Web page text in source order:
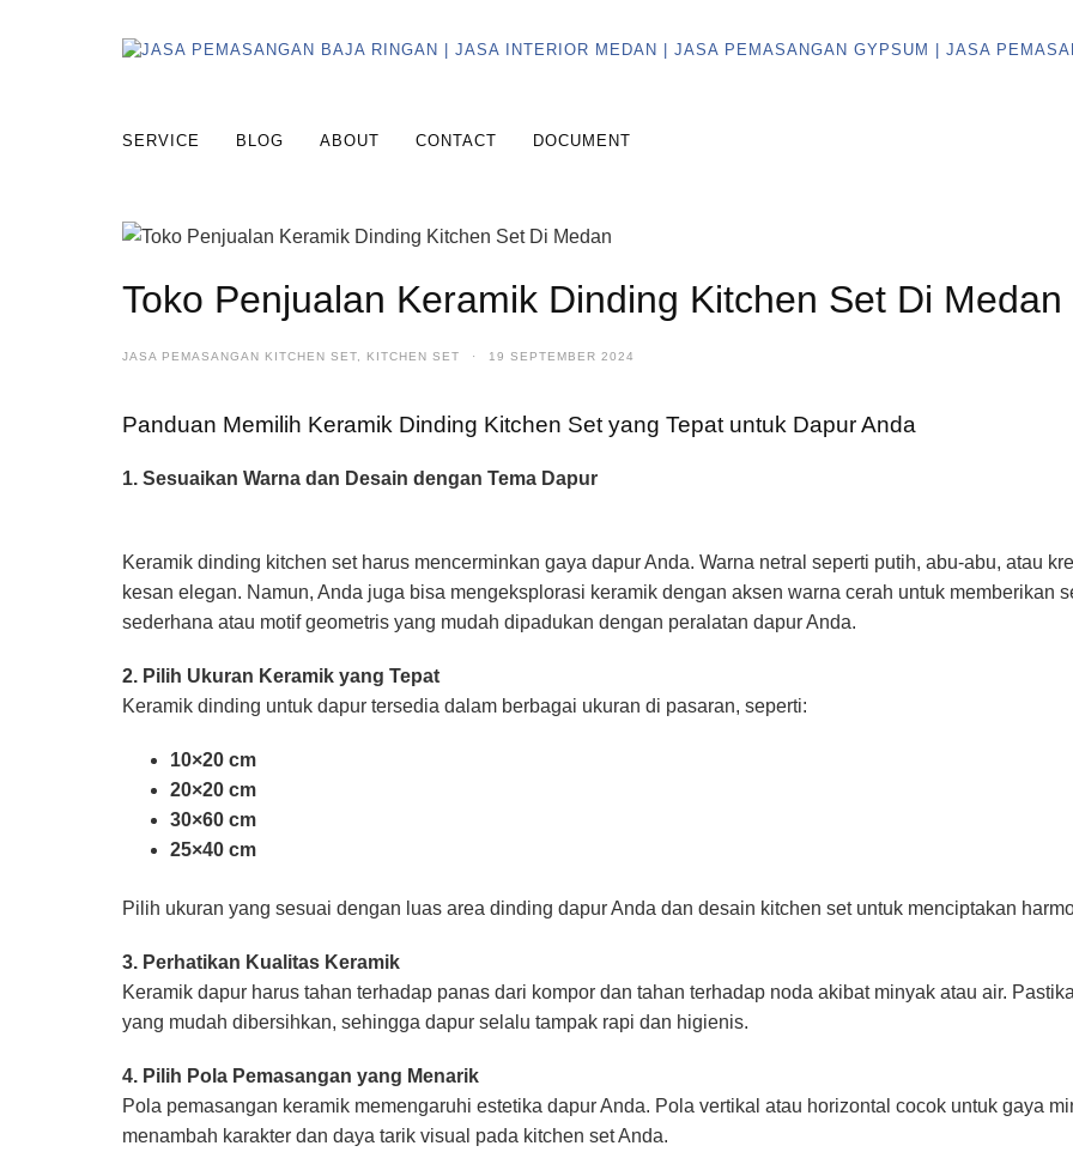
SERVICE BLOG ABOUT CONTACT DOCUMENT
Toko Penjualan Keramik Dinding Kitchen Set Di Medan
JASA PEMASANGAN KITCHEN SET KITCHEN SET · 19 SEPTEMBER 2024
Panduan Memilih Keramik Dinding Kitchen Set yang Tepat untuk Dapur Anda
1. Sesuaikan Warna dan Desain dengan Tema Dapur
Keramik dinding kitchen set harus mencerminkan gaya dapur Anda. Warna netral seperti putih, abu-abu, atau
kesan elegan. Namun, Anda juga bisa mengeksplorasi keramik dengan aksen warna cerah untuk memberikan
sederhana atau motif geometris yang mudah dipadukan dengan peralatan dapur Anda.
2. Pilih Ukuran Keramik yang Tepat
Keramik dinding untuk dapur tersedia dalam berbagai ukuran di pasaran, seperti:
10×20 cm
20×20 cm
30×60 cm
25×40 cm
Pilih ukuran yang sesuai dengan luas area dinding dapur Anda dan desain kitchen set untuk menciptakan
3. Perhatikan Kualitas Keramik
Keramik dapur harus tahan terhadap panas dari kompor dan tahan terhadap noda akibat minyak atau air.
yang mudah dibersihkan, sehingga dapur selalu tampak rapi dan higienis.
4. Pilih Pola Pemasangan yang Menarik
Pola pemasangan keramik memengaruhi estetika dapur Anda. Pola vertikal atau horizontal cocok untuk gaya
menambah karakter dan daya tarik visual pada kitchen set Anda.